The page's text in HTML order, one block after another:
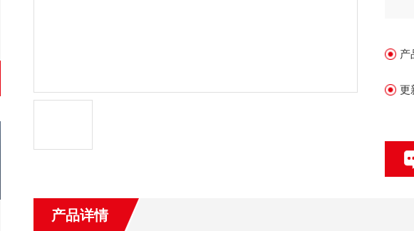
产
更
产品详情